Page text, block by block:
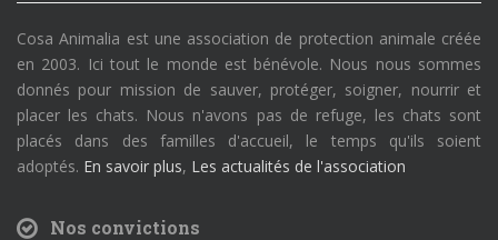
Cosa Animalia est une association de protection animale créée
en 2003. Ici tout le monde est bénévole. Nous nous sommes
donnés pour mission de sauver, protéger, soigner, nourrir et
placer les chats. Nous n'avons pas de refuge, les chats sont
placés dans des familles d'accueil, le temps qu'ils soient
adoptés. En savoir plus, Les actualités de l'association
Nos convictions